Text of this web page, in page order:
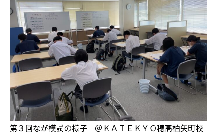
第３回なが模試の様子 ＠ＫＡＴＥＫＹＯ穂高柏矢町校